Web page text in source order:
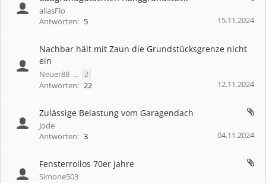
aliasFlo
Antworten: 5 15.11.2024
Nachbar hält mit Zaun die Grundstücksgrenze nicht
ein
Neuer88 ... 2
Antworten: 22 12.11.2024
Zulässige Belastung vom Garagendach
Jode
Antworten: 3 04.11.2024
Fensterrollos 70er jahre
Simone503